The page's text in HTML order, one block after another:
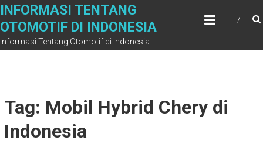
Skip
content
INFORMASI TENTANG
OTOMOTIF DI INDONESIA
Informasi Tentang Otomotif di Indonesia
Tag: Mobil Hybrid Chery di
Indonesia